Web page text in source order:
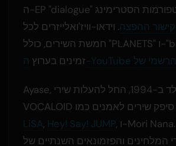
ה-EP "dialogue" זמין בפלטפורמות הסטרימינג
קישור ההפצה. וידאו-וויז'ואלייזרים לכל
חמשת השירים, כולל "PLANETS" ו-"bad therapy",
זמינים בערוץ
Ayase, שנולד ב-1994, החל להעלות שירי
LiSA, Hey! Say! JUMP, ו-Mori Nana. ב-2025, דורג
המלחינים והפזמונאים השנתיים של